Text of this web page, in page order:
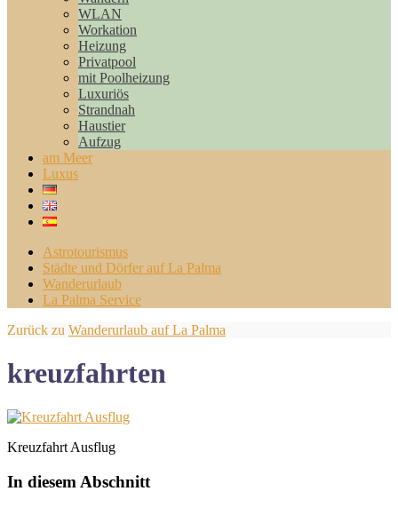
WLAN
Workation
Heizung
Privatpool
mit Poolheizung
Luxuriös
Strandnah
Haustier
Aufzug
am Meer
Luxus
Astrotourismus
Städte und Dörfer auf La Palma
Wanderurlaub
La Palma Service
Zurück zu Wanderurlaub auf La Palma
kreuzfahrten
Kreuzfahrt Ausflug
In diesem Abschnitt